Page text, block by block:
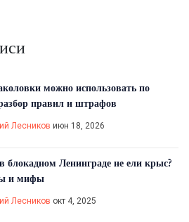
можно использовать по
правил и штрафов
Лесников июн 18, 2026
блокадном Ленинграде не ели крыс?
и мифы
Лесников окт 4, 2025